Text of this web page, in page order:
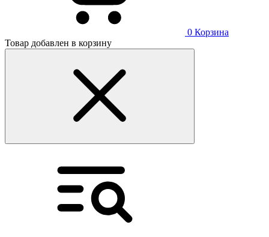
0 Корзина
Товар добавлен в корзину